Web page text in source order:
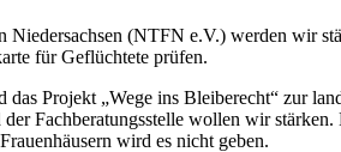
(NTFN e.V.) werden wir
für Geflüchtete prüfen.
Projekt „Wege ins Bleiberecht“ zur
Fachberatungsstelle wollen wir
wird es nicht geben.